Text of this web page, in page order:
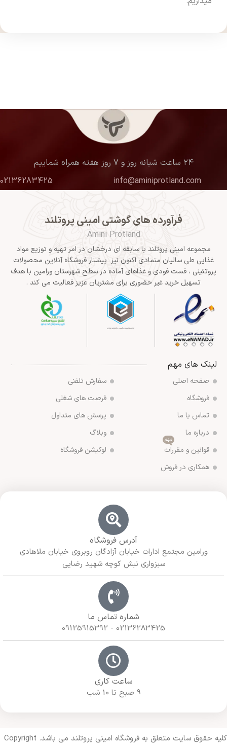
۲۴ ساعت شبانه روز و ۷ روز هفته همراه شماییم
info@aminiprotland.com
02136283425
فرآورده های گوشتی امینی پروتلند
Amini Protland
مجموعه امینی پروتلند با سابقه ای درخشان در امر تهیه و توزیع مواد
غذایی طی سالیان متمادی اکنون نیز پیشتاز فروشگاه آنلاین محصولات
پروتئینی ، فست فودی و غذاهای آماده در سطح شهرستان ورامین با هدف
تسهیل خرید غیر حضوری برای مشتریان عزیز فعالیت می کند .
لینک های مهم
صفحه اصلی
فروشگاه
تماس با ما
درباره ما
قوانین و مقررات
مهم
همکاری در فروش
سفارش تلفنی
فرصت های شغلی
پرسش های متداول
وبلاگ
لوکیشن فروشگاه
آدرس فروشگاه
ورامین مجتمع ادارات خیابان آزادگان روبروی خیابان ملاهادی
سبزواری نبش کوچه شهید رضایی
شماره تماس ما
02136283425 - 09125915392
ساعت کاری
9 صبح تا 10 شب
کلیه حقوق سایت متعلق به فروشگاه امینی پروتلند می باشد. Copyright